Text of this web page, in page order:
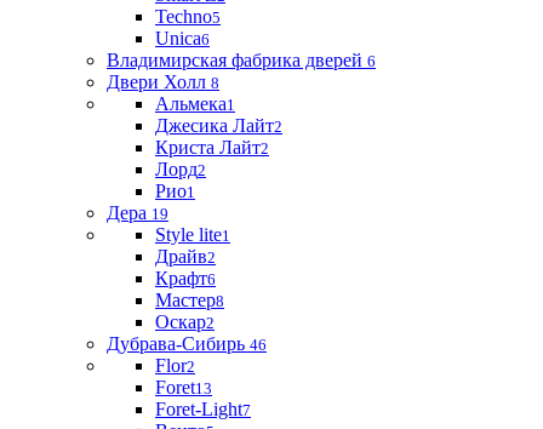
Techno5
Unica6
Владимирская фабрика дверей 6
Двери Холл 8
Альмека1
Джесика Лайт2
Криста Лайт2
Лорд2
Рио1
Дера 19
Style lite1
Драйв2
Крафт6
Мастер8
Оскар2
Дубрава-Сибирь 46
Flor2
Foret13
Foret-Light7